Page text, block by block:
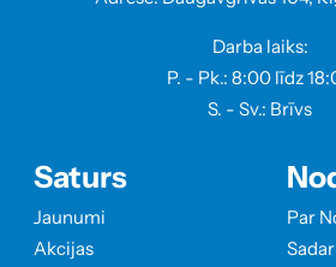
Darba laiks:
P. - Pk.: 8:00 līdz
S. - Sv.: Brīvs
Saturs
Jaunumi
Akcijas
Par